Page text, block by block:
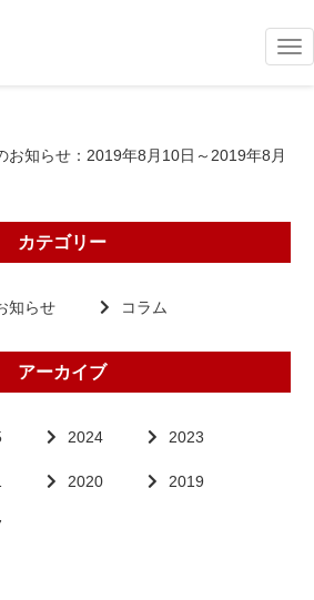
お知らせ：2019年8月10日～2019年8月
カテゴリー
知らせ コラム
アーカイブ
2024 2023
2020 2019